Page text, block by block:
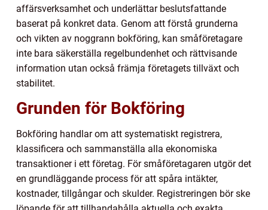
affärsverksamhet och underlättar beslutsfattande
baserat på konkret data. Genom att förstå grunderna
och vikten av noggrann bokföring, kan småföretagare
inte bara säkerställa regelbundenhet och rättvisande
information utan också främja företagets tillväxt och
stabilitet.
Grunden för Bokföring
Bokföring handlar om att systematiskt registrera,
klassificera och sammanställa alla ekonomiska
transaktioner i ett företag. För småföretagaren utgör det
en grundläggande process för att spåra intäkter,
kostnader, tillgångar och skulder. Registreringen bör ske